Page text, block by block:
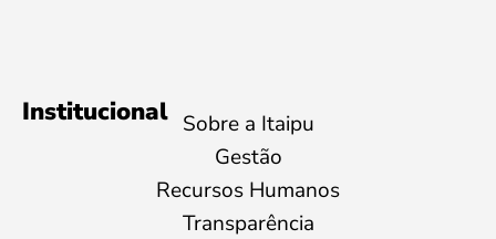
Institucional Sobre a Itaipu
Gestão
Recursos Humanos
Transparência